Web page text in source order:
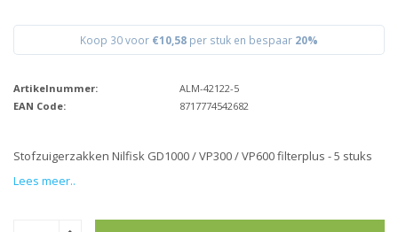
Koop 30 voor €10,58 per stuk en bespaar 20%
Artikelnummer:
ALM-42122-5
EAN Code:
8717774542682
Stofzuigerzakken Nilfisk GD1000 / VP300 / VP600 filterplus - 5 stuks
Lees meer..